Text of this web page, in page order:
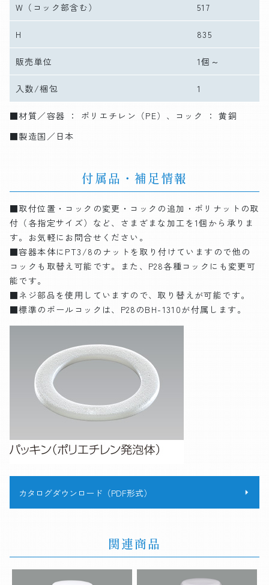
W （コック部含む） 517
H 835
販売単位 1個～
入数/梱包 1
■材質／容器 ： ポリエチレン（PE）、コック ： 黄銅
■製造国／日本
付属品・補足情報
■取付位置・コックの変更・コックの追加・ポリナットの取
付（各指定サイズ）など、さまざまな加工を1個から承りま
す。お気軽にお問合せください。
■容器本体にPT3/8のナットを取り付けていますので他の
コックも取替え可能です。また、P28各種コックにも変更可
能です。
■ネジ部品を使用していますので、取り替えが可能です。
■標準のボールコックは、P28のBH-1310が付属します。
カタログダウンロード（PDF形式）
関連商品